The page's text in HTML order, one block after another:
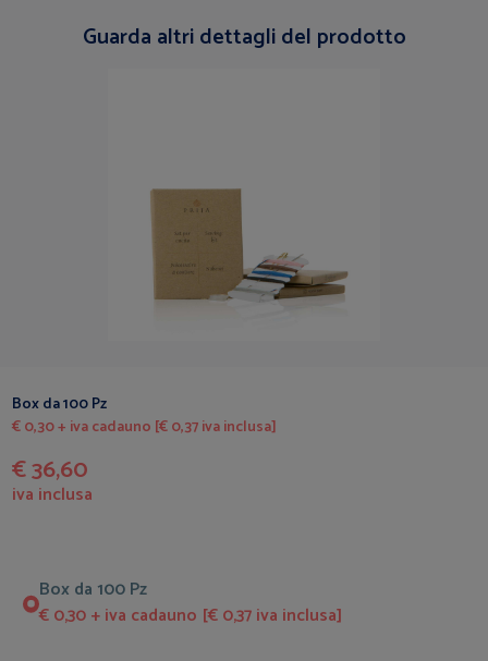
Guarda altri dettagli del prodotto
Box da 100 Pz
€ 0,30 + iva cadauno [€ 0,37 iva inclusa]
€ 36,60
iva inclusa
Box da 100 Pz
€ 0,30 + iva cadauno [€ 0,37 iva inclusa]